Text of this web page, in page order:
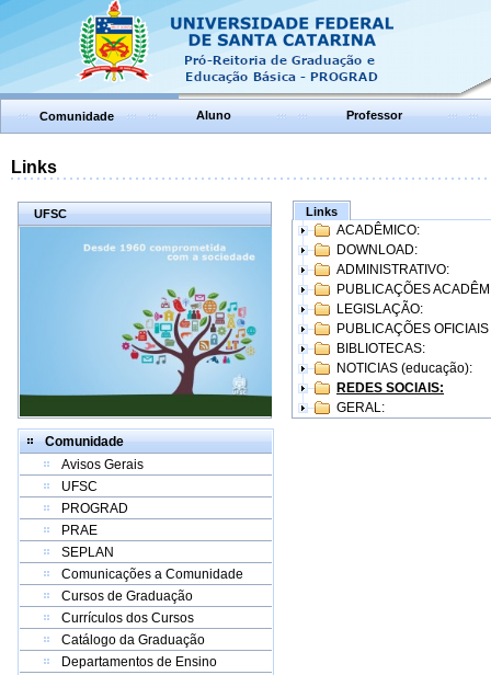
Comunidade Aluno Professor
Links
UFSC
Comunidade
Avisos Gerais
UFSC
PROGRAD
PRAE
SEPLAN
Comunicações a Comunidade
Cursos de Graduação
Currículos dos Cursos
Catálogo da Graduação
Departamentos de Ensino
Links
ACADÊMICO:
DOWNLOAD:
ADMINISTRATIVO:
PUBLICAÇÕES
LEGISLAÇÃO:
PUBLICAÇÕES
BIBLIOTECAS:
NOTICIAS (educação):
REDES SOCIAIS:
GERAL: